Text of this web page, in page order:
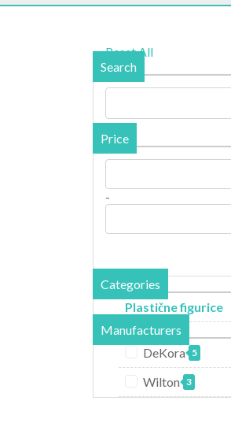
Reset All
Search
Price
-
Categories
Plastične figurice
Manufacturers
DeKora
5
Wilton 3